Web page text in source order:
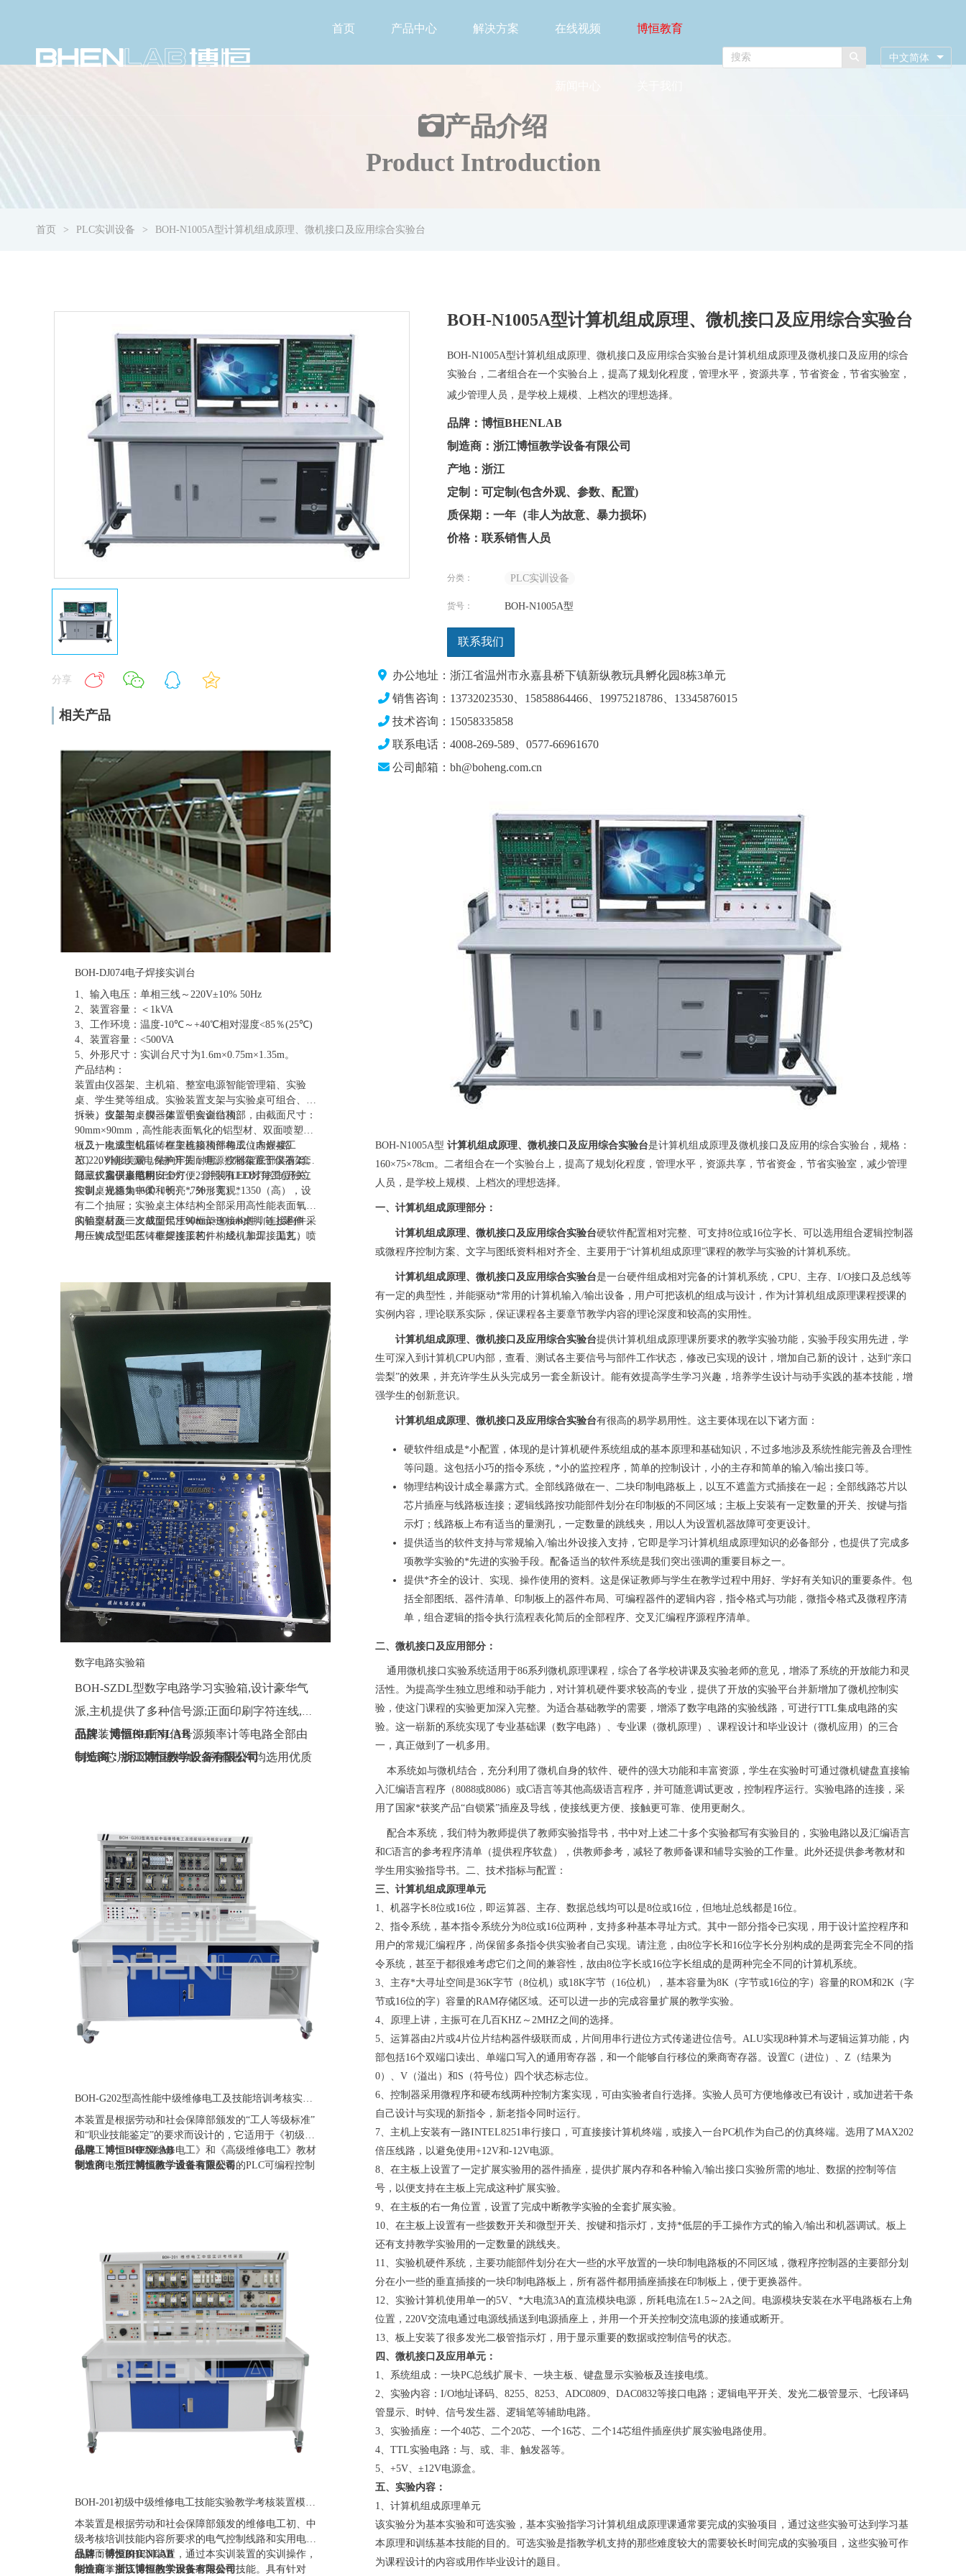
首页 产品中心 解决方案 在线视频 博恒教育
中文简体
产品介绍
Product Introduction
首页 PLC实训设备 BOH-N1005A型计算机组成原理、微机接口及应用综合实验台
BOH-N1005A型计算机组成原理、微机接口及应用综合实验台
BOH-N1005A型计算机组成原理、微机接口及应用综合实验台是计算机组成原理及微机接口及应用的综合
实验台，二者组合在一个实验台上，提高了规划化程度，管理水平，资源共享，节省资金，节省实验室，
减少管理人员，是学校上规模、上档次的理想选择。
品牌：博恒BHENLAB
制造商：浙江博恒教学设备有限公司
产地：浙江
定制：可定制(包含外观、参数、配置)
质保期：一年（非人为故意、暴力损坏)
价格：联系销售人员
分类： PLC实训设备
货号： BOH-N1005A型
联系我们
分享
相关产品
BOH-DJ074电子焊接实训台
1、输入电压：单相三线～220V±10% 50Hz
2、装置容量：＜1kVA
3、工作环境：温度-10℃～+40℃相对湿度<85％(25℃)
4、装置容量：<500VA
5、外形尺寸：实训台尺寸为1.6m×0.75m×1.35m。
产品结构：
装置由仪器架、主机箱、整室电源智能管理箱、实验
桌、学生凳等组成。实验装置支架与实验桌可组合、可
拆装。支架与桌脚一体，铝合金结构。
（一）仪器架：仪器架置于实训台顶部，由截面尺寸：
90mm×90mm，高性能表面氧化的铝型材、双面喷塑钢
板及一次成型铝压铸框架连接构件构成（非焊接工
艺），外形美观，结构牢固耐用。仪器架底部装有2套
隐藏式扁平形照明LED灯，2套照明LED灯每工位独立
控制。光源集中柔和明亮，外形美观。
（二）电源主机箱：在主机箱顶部每工位内嵌4路
AC220V输出,漏电保护开关，电源控制箱置于仪器架下
部，仪器仪表电用安全方便。并装有LED灯控制开关。
（三）实训桌结构：
实训桌规格为1600（长）*750（宽）*1350（高），设
有二个抽屉；实验桌主体结构全部采用高性能表面氧化
的铝型材及一次成型铝压铸框架连接构件，连接构件采
用压铸成型工艺（非焊接工艺），经机加工、抛丸、喷
化处理，截面尺寸：90mm×90mm，四面带槽，槽宽约
8mm，端部装有注塑成型配套塑料堵头。桌面采用
25mm三聚氰胺饰面板，配有一块防静电绝缘皮。贴桌
面板下设支撑框架，承受力不少于200kg。实训装置整
体简约不简单，高端大气，符合现代化产品审美和发展
趋势。
实验桌后面二支截面尺寸90mm×90mm桌脚向上延伸，
与一次成型铝压铸框架连接构件构成（非焊接工艺）牢
数字电路实验箱
BOH-SZDL型数字电路学习实验箱,设计豪华气
派,主机提供了多种信号源;正面印刷字符连线,反
面按装元器件,所有信号源频率计等电路全部由
CPLD芯片和双面板构成，所有器件均选用优质
品牌：博恒BHENLAB
制造商：浙江博恒教学设备有限公司
价格：联系销售人员
BOH-G202型高性能中级维修电工及技能培训考核实训装置
本装置是根据劳动和社会保障部颁发的“工人等级标准”
和“职业技能鉴定”的要求而设计的，它适用于《初级维
修电工》、《中级维修电工》和《高级维修电工》教材
要求的电气控制线路，通过装置配备的PLC可编程控制
品牌：博恒BHENLAB
制造商：浙江博恒教学设备有限公司
BOH-201初级中级维修电工技能实验教学考核装置模块化职教维修电工实训台
本装置是根据劳动和社会保障部颁发的维修电工初、中
级考核培训技能内容所要求的电气控制线路和实用电子
线路而研发的实训装置，通过本实训装置的实训操作，
能快速掌握该课程的实用技术与操作技能。具有针对
品牌：博恒BHENLAB
制造商：浙江博恒教学设备有限公司
办公地址：浙江省温州市永嘉县桥下镇新纵教玩具孵化园8栋3单元
销售咨询：13732023530、15858864466、19975218786、13345876015
技术咨询：15058335858
联系电话：4008-269-589、0577-66961670
公司邮箱：bh@boheng.com.cn
BOH-N1005A型 计算机组成原理、微机接口及应用综合实验台是计算机组成原理及微机接口及应用的综合实验台，规格：
160×75×78cm。二者组合在一个实验台上，提高了规划化程度，管理水平，资源共享，节省资金，节省实验室，减少管理
人员，是学校上规模、上档次的理想选择。
一、计算机组成原理部分：
计算机组成原理、微机接口及应用综合实验台硬软件配置相对完整、可支持8位或16位字长、可以选用组合逻辑控制器
或微程序控制方案、文字与图纸资料相对齐全、主要用于“计算机组成原理”课程的教学与实验的计算机系统。
计算机组成原理、微机接口及应用综合实验台是一台硬件组成相对完备的计算机系统，CPU、主存、I/O接口及总线等
有一定的典型性，并能驱动*常用的计算机输入/输出设备，用户可把该机的组成与设计，作为计算机组成原理课程授课的
实例内容，理论联系实际，保证课程各主要章节教学内容的理论深度和较高的实用性。
计算机组成原理、微机接口及应用综合实验台提供计算机组成原理课所要求的教学实验功能，实验手段实用先进，学
生可深入到计算机CPU内部，查看、测试各主要信号与部件工作状态，修改已实现的设计，增加自己新的设计，达到“亲口
尝梨”的效果，并充许学生从头完成另一套全新设计。能有效提高学生学习兴趣，培养学生设计与动手实践的基本技能，增
强学生的创新意识。
计算机组成原理、微机接口及应用综合实验台有很高的易学易用性。这主要体现在以下诸方面：
硬软件组成是*小配置，体现的是计算机硬件系统组成的基本原理和基础知识，不过多地涉及系统性能完善及合理性
等问题。这包括小巧的指令系统，*小的监控程序，简单的控制设计，小的主存和简单的输入/输出接口等。
物理结构设计成全暴露方式。全部线路做在一、二块印制电路板上，以互不遮盖方式插接在一起；全部线路芯片以
芯片插座与线路板连接；逻辑线路按功能部件划分在印制板的不同区域；主板上安装有一定数量的开关、按键与指
示灯；线路板上布有适当的量测孔，一定数量的跳线夹，用以人为设置机器故障可变更设计。
提供适当的软件支持与常规输入/输出外设接入支持，它即是学习计算机组成原理知识的必备部分，也提供了完成多
项教学实验的*先进的实验手段。配备适当的软件系统是我们突出强调的重要目标之一。
提供*齐全的设计、实现、操作使用的资料。这是保证教师与学生在教学过程中用好、学好有关知识的重要条件。包
括全部图纸、器件清单、印制板上的器件布局、可编程器件的逻辑内容，指令格式与功能，微指令格式及微程序清
单，组合逻辑的指令执行流程表化简后的全部程序、交叉汇编程序源程序清单。
二、微机接口及应用部分：
通用微机接口实验系统适用于86系列微机原理课程，综合了各学校讲课及实验老师的意见，增添了系统的开放能力和灵
活性。为提高学生独立思维和动手能力，对计算机硬件要求较高的专业，提供了开放的实验平台并新增加了微机控制实
验，使这门课程的实验更加深入完整。为适合基础教学的需要，增添了数字电路的实验线路，可进行TTL集成电路的实
验。这一崭新的系统实现了专业基础课（数字电路）、专业课（微机原理）、课程设计和毕业设计（微机应用）的三合
一，真正做到了一机多用。
本系统如与微机结合，充分利用了微机自身的软件、硬件的强大功能和丰富资源，学生在实验时可通过微机键盘直接输
入汇编语言程序（8088或8086）或C语言等其他高级语言程序，并可随意调试更改，控制程序运行。实验电路的连接，采
用了国家*获奖产品“自锁紧”插座及导线，使接线更方便、接触更可靠、使用更耐久。
配合本系统，我们特为教师提供了教师实验指导书，书中对上述二十多个实验都写有实验目的，实验电路以及汇编语言
和C语言的参考程序清单（提供程序软盘），供教师参考，减轻了教师备课和辅导实验的工作量。此外还提供参考教材和
学生用实验指导书。二、技术指标与配置：
三、计算机组成原理单元
1、机器字长8位或16位，即运算器、主存、数据总线均可以是8位或16位，但地址总线都是16位。
2、指令系统，基本指令系统分为8位或16位两种，支持多种基本寻址方式。其中一部分指令已实现，用于设计监控程序和
用户的常规汇编程序，尚保留多条指令供实验者自己实现。请注意，由8位字长和16位字长分别构成的是两套完全不同的指
令系统，甚至于都很难考虑它们之间的兼容性，故由8位字长或16位字长组成的是两种完全不同的计算机系统。
3、主存*大寻址空间是36K字节（8位机）或18K字节（16位机），基本容量为8K（字节或16位的字）容量的ROM和2K（字
节或16位的字）容量的RAM存储区域。还可以进一步的完成容量扩展的教学实验。
4、原理上讲，主振可在几百KHZ～2MHZ之间的选择。
5、运算器由2片或4片位片结构器件级联而成，片间用串行进位方式传递进位信号。ALU实现8种算术与逻辑运算功能，内
部包括16个双端口读出、单端口写入的通用寄存器，和一个能够自行移位的乘商寄存器。设置C（进位）、Z（结果为
0）、V（溢出）和S（符号位）四个状态标志位。
6、控制器采用微程序和硬布线两种控制方案实现，可由实验者自行选择。实验人员可方便地修改已有设计，或加进若干条
自己设计与实现的新指令，新老指令同时运行。
7、主机上安装有一路INTEL8251串行接口，可直接接计算机终端，或接入一台PC机作为自己的仿真终端。选用了MAX202
倍压线路，以避免使用+12V和-12V电源。
8、在主板上设置了一定扩展实验用的器件插座，提供扩展内存和各种输入/输出接口实验所需的地址、数据的控制等信
号，以便支持在主板上完成这种扩展实验。
9、在主板的右一角位置，设置了完成中断教学实验的全套扩展实验。
10、在主板上设置有一些拨数开关和微型开关、按键和指示灯，支持*低层的手工操作方式的输入/输出和机器调试。板上
还有支持教学实验用的一定数量的跳线夹。
11、实验机硬件系统，主要功能部件划分在大一些的水平放置的一块印制电路板的不同区域，微程序控制器的主要部分划
分在小一些的垂直插接的一块印制电路板上，所有器件都用插座插接在印制板上，便于更换器件。
12、实验计算机使用单一的5V、*大电流3A的直流模块电源，所耗电流在1.5～2A之间。电源模块安装在水平电路板右上角
位置，220V交流电通过电源线插送到电源插座上，并用一个开关控制交流电源的接通或断开。
13、板上安装了很多发光二极管指示灯，用于显示重要的数据或控制信号的状态。
四、微机接口及应用单元：
1、系统组成：一块PC总线扩展卡、一块主板、键盘显示实验板及连接电缆。
2、实验内容：I/O地址译码、8255、8253、ADC0809、DAC0832等接口电路；逻辑电平开关、发光二极管显示、七段译码
管显示、时钟、信号发生器、逻辑笔等辅助电路。
3、实验插座：一个40芯、二个20芯、一个16芯、二个14芯组件插座供扩展实验电路使用。
4、TTL实验电路：与、或、非、触发器等。
5、+5V、±12V电源盒。
五、实验内容：
1、计算机组成原理单元
该实验分为基本实验和可选实验，基本实验指学习计算机组成原理课通常要完成的实验项目，通过这些实验可达到学习基
本原理和训练基本技能的目的。可选实验是指教学机支持的那些难度较大的需要较长时间完成的实验项目，这些实验可作
为课程设计的内容或用作毕业设计的题目。